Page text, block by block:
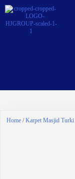
Home /Karpet Masjid Turki